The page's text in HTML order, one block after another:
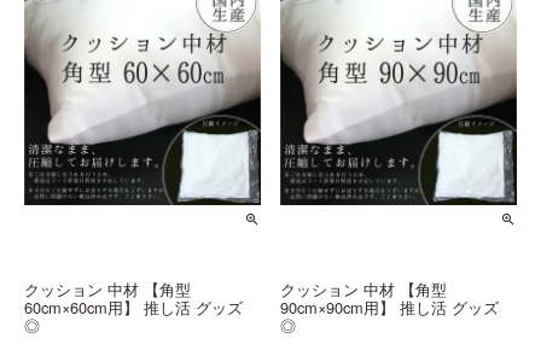
クッション 中材 【角型
60cm×60cm用】 推し活 グッズ
◎
クッション 中材 【角型
90cm×90cm用】 推し活 グッズ
◎